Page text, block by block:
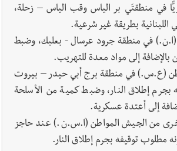
الوطنية لنهر الليطاني تمدّد مهلة تخفيض
الأخبار المسائية في لبنان ليوم السبت
26 سوريًّا في منطقتَي بر الياس وقب الياس – زحلة،
اللبنانية بطريقة غير شرعية.
في منطقة جرود عرسال - بعلبك، وضبط
بالإضافة إلى مواد معدة للتهريب.
(ع.س.) في منطقة برج أبي حيدر – بيروت
بجرم إطلاق النار، وضبط كمية من الأسلحة
إلى أعتدة عسكرية.
من الجيش المواطن (ا.س.ن.) عند حاجز
مطلوب توقيفه بجرم إطلاق النار.